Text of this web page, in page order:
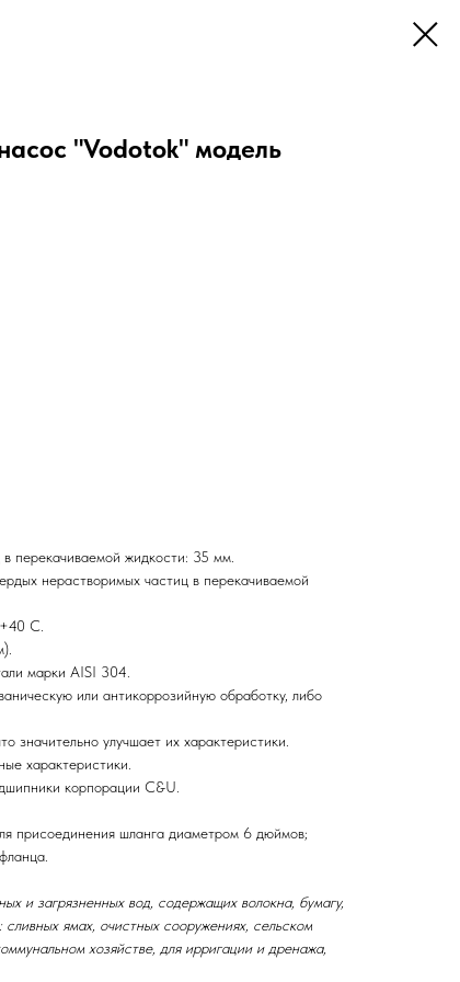
"Vodotok" модель
перекачиваемой жидкости: 35 мм.
нерастворимых частиц в перекачиваемой
С.
марки AISI 304.
или антикоррозийную обработку, либо
значительно улучшает их характеристики.
характеристики.
корпорации C&U.
присоединения шланга диаметром 6 дюймов;
и загрязненных вод, содержащих волокна, бумагу,
ямах, очистных сооружениях, сельском
хозяйстве, для ирригации и дренажа,